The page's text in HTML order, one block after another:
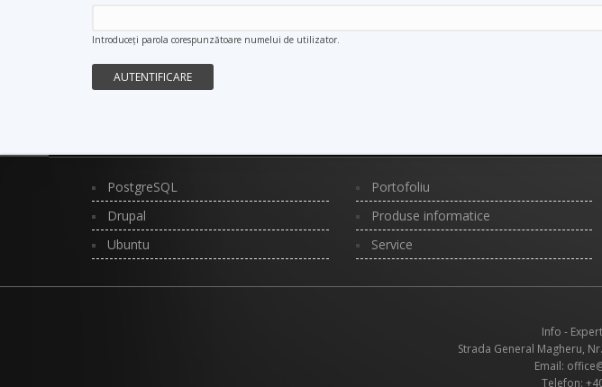
Introduceţi parola corespunzătoare numelui de utilizator.
PostgreSQL
Drupal
Ubuntu
Portofoliu
Produse informatice
Service
Info -
Strada General Magheru,
Email:
Telefon: